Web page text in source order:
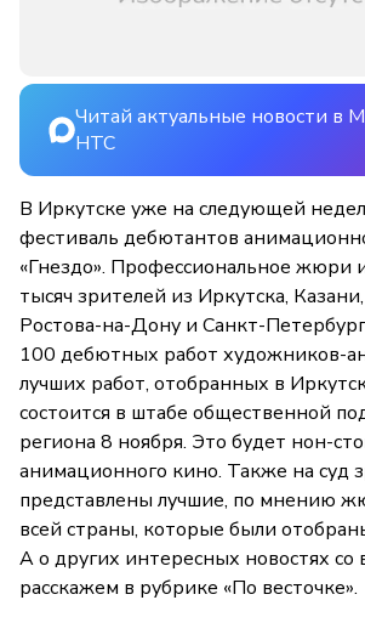
Читай актуальные новости в
НТС
В Иркутске уже на следующей
фестиваль дебютантов
«Гнездо». Профессиональное жюри
тысяч зрителей из Иркутска,
Ростова-на-Дону и Санкт-
100 дебютных работ художников-
лучших работ, отобранных в
состоится в штабе общественной
региона 8 ноября. Это будет нон-
анимационного кино. Также на суд
представлены лучшие, по мнению
всей страны, которые были
А о других интересных новостях со
расскажем в рубрике «По весточке».